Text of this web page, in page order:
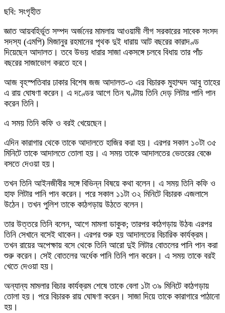
ছবি: সংগৃহীত
জ্ঞাত আয়বহির্ভূত সম্পদ অর্জনের মামলায় আওয়ামী লীগ সরকারের সাবেক সংসদ
সদস্য (এমপি) মিজানুর রহমানের পৃথক দুই ধারায় আট বছরের কারাদণ্ড
দিয়েছেন আদালত। তবে উভয় ধারার সাজা একসঙ্গে চলবে বিধায় তার পাঁচ
বছরের সাজাভোগ করতে হবে।
আজ বৃহস্পতিবার ঢাকার বিশেষ জজ আদালত-৩ এর বিচারক মুহাম্মদ আবু তাহের
এ রায় ঘোষণা করেন। এ দণ্ডের আগে তিন ঘণ্টায় তিনি দেড় লিটার পানি পান
করেন তিনি।
এ সময় তিনি কফি ও বরই খেয়েছেন।
এদিন কারাগার থেকে তাকে আদালতে হাজির করা হয়। এরপর সকাল ১০টা ৩৫
মিনিটে তাকে আদালতে তোলা হয়। এ সময় তাকে আদালতের ভেতরের বেঞ্চে
বসতে দেওয়া হয়।
তখন তিনি আইনজীবীর সঙ্গে বিভিন্ন বিষয়ে কথা বলেন। এ সময় তিনি কফি ও
হাফ লিটার পানি পান করেন। পরে সকাল ১১টা ৩২ মিনিটে বিচারক এজলাসে
উঠেন। তখন পুলিশ তাকে কাঠগড়ায় উঠতে বলেন।
তার উত্তরে তিনি বলেন, আগে মামলা ডাকুক; তারপর কাঠগড়ায় উঠব৷ এরপর
তিনি সেখানে বসেই থাকেন। এরপর শুরু হয় আদালতের বিচারিক কার্যক্রম।
তখন রায়ের অপেক্ষায় বসে থেকে তিনি আরো দুই লিটার বোতলের পানি পান করা
শুরু করেন। সেই বোতলের অর্ধেক পানি তিনি পান করেন। এ সময় তাকে বরই
খেতে দেওয়া হয়।
অন্যান্য মামলার বিচার কার্যক্রম শেষে তাকে বেলা ১টা ৩৯ মিনিটে কাঠগড়ায়
তোলা হয়। পরে বিচারক রায় ঘোষণা করেন। সাজা দিয়ে তাকে কারাগারে পাঠানো
হয়।